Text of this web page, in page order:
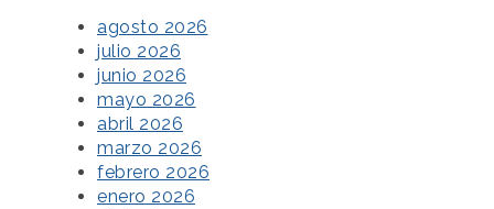
agosto 2026
julio 2026
junio 2026
mayo 2026
abril 2026
marzo 2026
febrero 2026
enero 2026